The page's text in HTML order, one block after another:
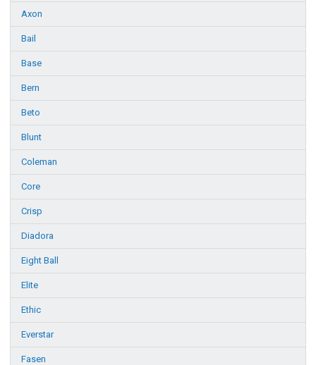
Axon
Bail
Base
Bern
Beto
Blunt
Coleman
Core
Crisp
Diadora
Eight Ball
Elite
Ethic
Everstar
Fasen